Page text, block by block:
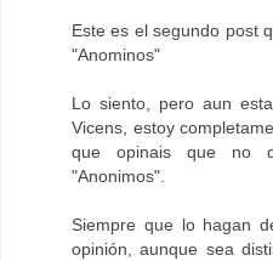
Este es el segundo post
"Anominos"
Lo siento, pero aun
Vicens, estoy
que opinais que no
"Anonimos".
Siempre que lo hagan
opinión, aunque sea